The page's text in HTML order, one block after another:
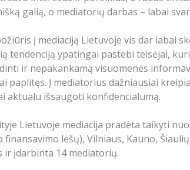
galią, o mediatorių darbas – labai
į mediaciją Lietuvoje vis dar labai
tendenciją ypatingai pastebi teisėjai,
ir nepakankamą visuomenės
Į mediatorius dažniausiai
aktualu išsaugoti konfidencialumą.
Lietuvoje mediacija pradėta taikyti
lėšų), Vilniaus, Kauno,
įdarbinta 14 mediatorių.